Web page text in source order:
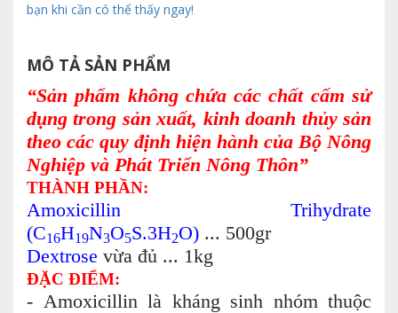
bạn khi cần có thể thấy ngay!
MÔ TẢ SẢN PHẨM
“Sản phẩm không chứa các chất cấm sử
dụng trong sản xuất, kinh doanh thủy sản
theo các quy định hiện hành của Bộ Nông
Nghiệp và Phát Triển Nông Thôn”
THÀNH PHẦN:
Amoxicillin Trihydrate
(C16H19N3O5S.3H2O) ... 500gr
Dextrose vừa đủ ... 1kg
ĐẶC ĐIỂM:
- Amoxicillin là kháng sinh nhóm thuộc